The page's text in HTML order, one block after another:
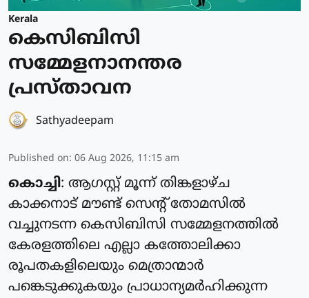
Kerala
കെസിബിസി
സമ്മേളനാനന്തര
പ്രസ്താവന
Sathyadeepam
Published on: 06 Aug 2026, 11:15 am
കൊച്ചി: ആഗസ്റ്റ് മൂന്ന് തിങ്കളാഴ്ച
കാക്കനാട് മൗണ്ട് സെന്റ് തോമസില്‍
വച്ചുനടന്ന കെസിബിസി സമ്മേളനത്തില്‍
കേരളത്തിലെ എല്ലാ കത്തോലിക്കാ
രൂപതകളിലെയും മെത്രാന്മാര്‍
പങ്കെടുക്കുകയും പ്രാധാന്യമര്‍ഹിക്കുന്ന